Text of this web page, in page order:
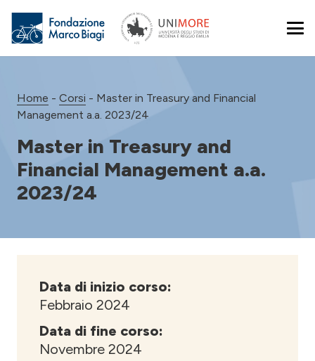
Home - Corsi - Master in Treasury and Financial
Management a.a. 2023/24
Master in Treasury and
Financial Management a.a.
2023/24
Data di inizio corso:
Febbraio 2024
Data di fine corso:
Novembre 2024